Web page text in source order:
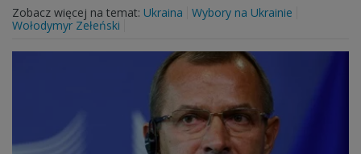
Zobacz więcej na temat: Ukraina
Wybory na Ukrainie
Wołodymyr Zełeński